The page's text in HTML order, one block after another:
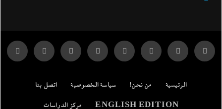
الرئيسية من نحن! سياسة الخصوصية اتصل بنا
ENGLISH EDITION مركز الدراسات